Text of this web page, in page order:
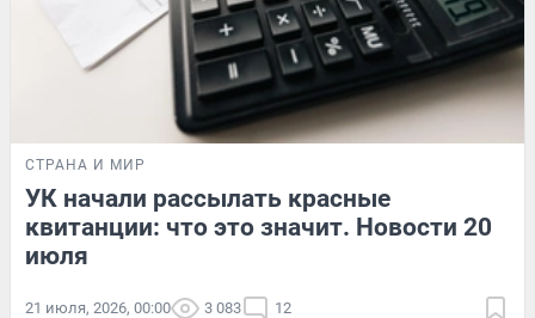
СТРАНА И МИР
УК начали рассылать красные
квитанции: что это значит. Новости 20
июля
21 июля, 2026, 00:00 3 083 12